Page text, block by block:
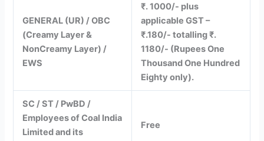
GENERAL (UR) / OBC
(Creamy Layer &
NonCreamy Layer) /
EWS
₹. 1000/- plus
applicable GST –
₹.180/- totalling ₹.
1180/- (Rupees One
Thousand One Hundred
Eighty only).
SC / ST / PwBD /
Employees of Coal India
Limited and its
Free